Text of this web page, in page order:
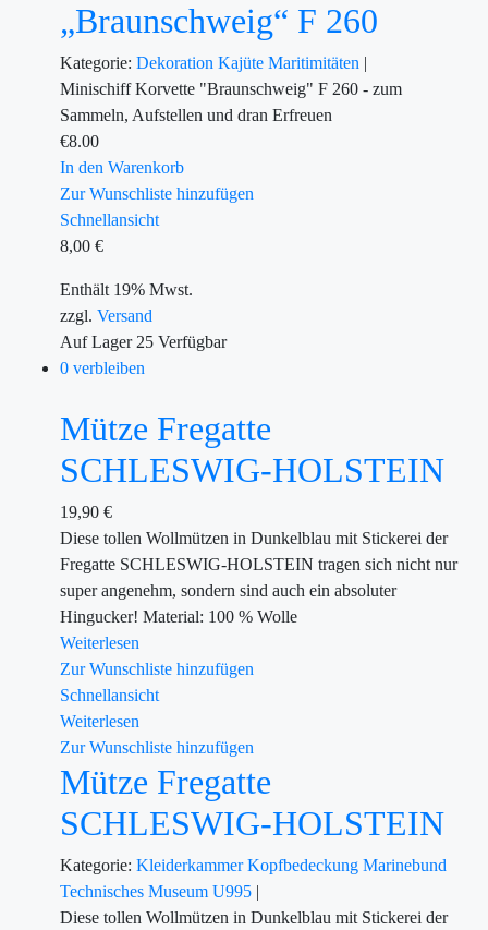
„Braunschweig“ F 260
Kategorie: Dekoration Kajüte Maritimitäten |
Minischiff Korvette "Braunschweig" F 260 - zum
Sammeln, Aufstellen und dran Erfreuen
€8.00
In den Warenkorb
Zur Wunschliste hinzufügen
Schnellansicht
8,00 €
Enthält 19% Mwst.
zzgl. Versand
Auf Lager25 Verfügbar
0 verbleiben
Mütze Fregatte
SCHLESWIG-HOLSTEIN
19,90 €
Diese tollen Wollmützen in Dunkelblau mit Stickerei der
Fregatte SCHLESWIG-HOLSTEIN tragen sich nicht nur
super angenehm, sondern sind auch ein absoluter
Hingucker! Material: 100 % Wolle
Weiterlesen
Zur Wunschliste hinzufügen
Schnellansicht
Weiterlesen
Zur Wunschliste hinzufügen
Mütze Fregatte
SCHLESWIG-HOLSTEIN
Kategorie: KleiderkammerKopfbedeckung Marinebund
Technisches Museum U995 |
Diese tollen Wollmützen in Dunkelblau mit Stickerei der